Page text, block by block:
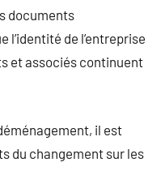
documents
l’identité de l’entreprise
et associés continuent
il est
du changement sur les